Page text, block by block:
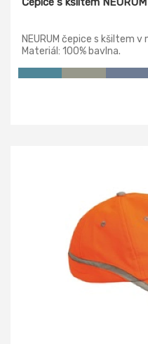
NEURUM čepice s kšiltem
Materiál: 100% bavlna.